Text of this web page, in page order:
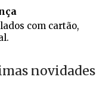
com cartão,
novidades